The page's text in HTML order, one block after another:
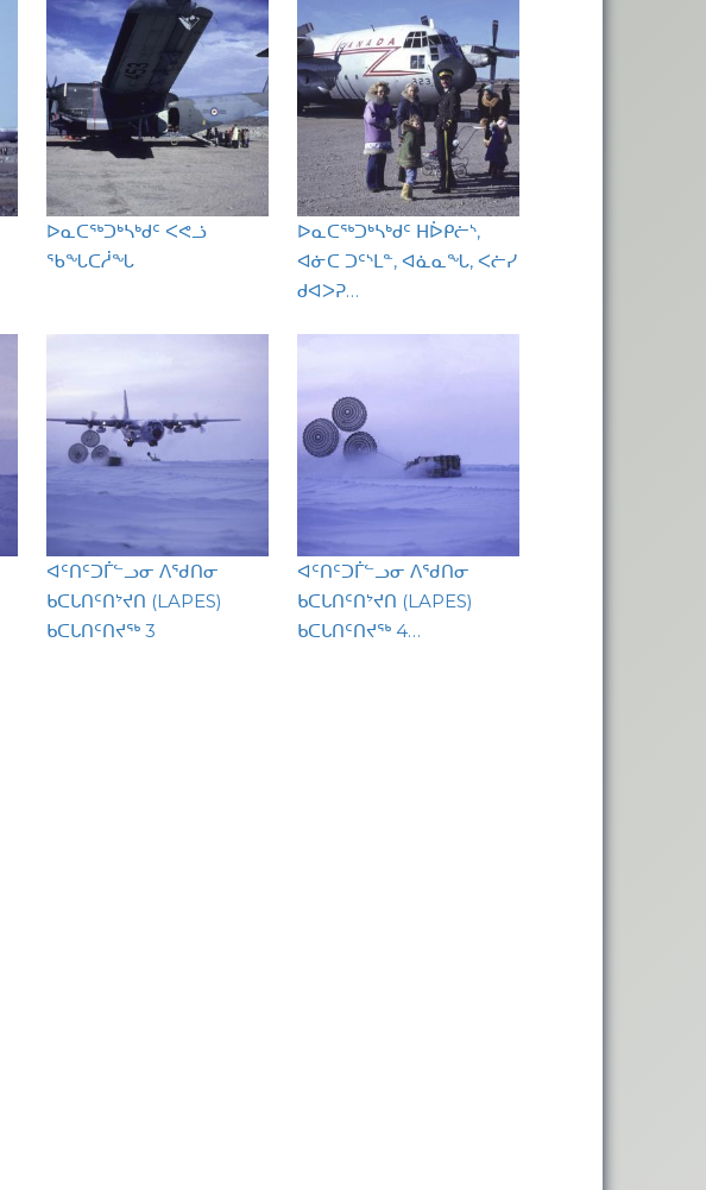
ᐅᓇᑕᖅᑐᒃᓴᒃᑯᑦ ᐸᕙᓘ
ᖃᖓᑕᓲᖓ
ᐅᓇᑕᖅᑐᒃᓴᒃᑯᑦ ᕼᐆᑭᓖᔅ,
ᐊᓃᑕ ᑐᑦᔅᒪᓐ, ᐊᓈᓇᖓ, ᐸᓖᓯ
ᑯᐊᐳᕈ…
ᐊᑦᑎᑦᑐᒦᓪᓗᓂ ᐱᖁᑎᓂ
ᑲᑕᒐᑎᑦᑎᔾᔪᑎ (LAPES)
ᑲᑕᒐᑎᑦᑎᔪᖅ 3
ᐊᑦᑎᑦᑐᒦᓪᓗᓂ ᐱᖁᑎᓂ
ᑲᑕᒐᑎᑦᑎᔾᔪᑎ (LAPES)
ᑲᑕᒐᑎᑦᑎᔪᖅ 4…